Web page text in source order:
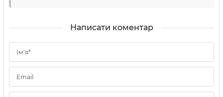
Написати коментар
Ім'я*
Email